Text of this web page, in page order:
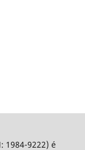
1984-9222) é